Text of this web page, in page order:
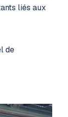
liés aux
de